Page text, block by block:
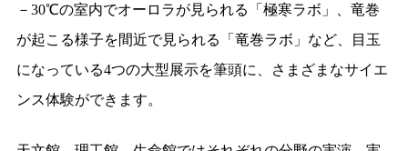
－30℃の室内でオーロラが見られる「極寒ラボ」、竜巻
が起こる様子を間近で見られる「竜巻ラボ」など、目玉
になっている4つの大型展示を筆頭に、さまざまなサイエ
ンス体験ができます。